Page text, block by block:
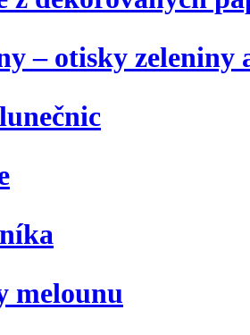
– otisky zeleniny
melounu